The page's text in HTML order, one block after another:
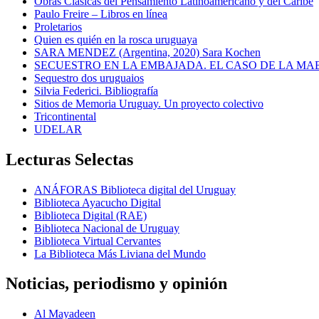
Paulo Freire – Libros en línea
Proletarios
Quien es quién en la rosca uruguaya
SARA MENDEZ (Argentina, 2020) Sara Kochen
SECUESTRO EN LA EMBAJADA. EL CASO DE LA
Sequestro dos uruguaios
Silvia Federici. Bibliografía
Sitios de Memoria Uruguay. Un proyecto colectivo
Tricontinental
UDELAR
Lecturas Selectas
ANÁFORAS Biblioteca digital del Uruguay
Biblioteca Ayacucho Digital
Biblioteca Digital (RAE)
Biblioteca Nacional de Uruguay
Biblioteca Virtual Cervantes
La Biblioteca Más Liviana del Mundo
Noticias, periodismo y opinión
Al Mayadeen